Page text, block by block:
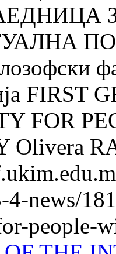
FIRST
FOR
Olivera
4-news/
people-